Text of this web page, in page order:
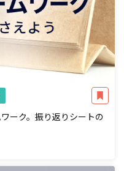
ーク。振り返りシートの